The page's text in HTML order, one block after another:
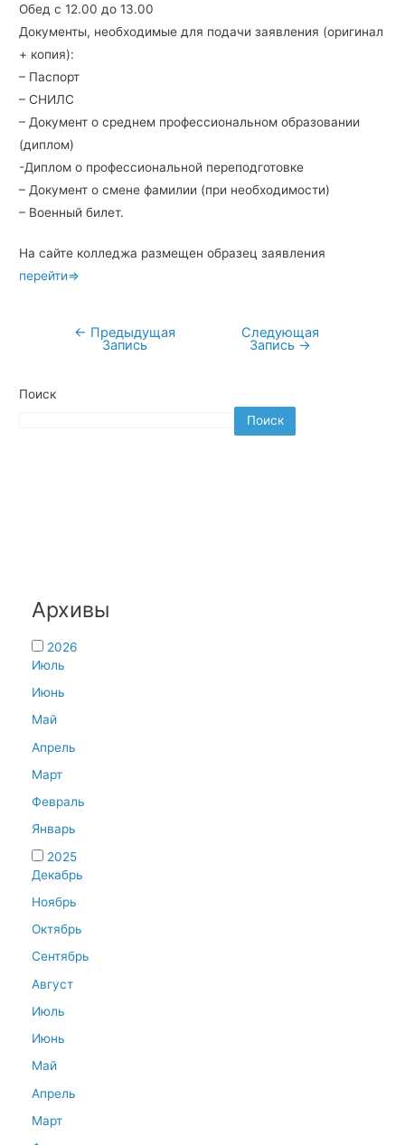
Обед с 12.00 до 13.00
Документы, необходимые для подачи заявления (оригинал
+ копия):
– Паспорт
– СНИЛС
– Документ о среднем профессиональном образовании
(диплом)
-Диплом о профессиональной переподготовке
– Документ о смене фамилии (при необходимости)
– Военный билет.
На сайте колледжа размещен образец заявления
перейти⇒
Навигация
← Предыдущая
Запись
Следующая
Запись →
Поиск
Поиск
Архивы
2026
Июль
Июнь
Май
Апрель
Март
Февраль
Январь
2025
Декабрь
Ноябрь
Октябрь
Сентябрь
Август
Июль
Июнь
Май
Апрель
Март